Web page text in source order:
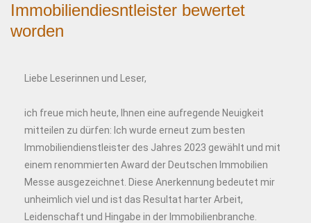
Immobiliendiesntleister bewertet
worden
Liebe Leserinnen und Leser,
ich freue mich heute, Ihnen eine aufregende Neuigkeit
mitteilen zu dürfen: Ich wurde erneut zum besten
Immobiliendienstleister des Jahres 2023 gewählt und mit
einem renommierten Award der Deutschen Immobilien
Messe ausgezeichnet. Diese Anerkennung bedeutet mir
unheimlich viel und ist das Resultat harter Arbeit,
Leidenschaft und Hingabe in der Immobilienbranche.